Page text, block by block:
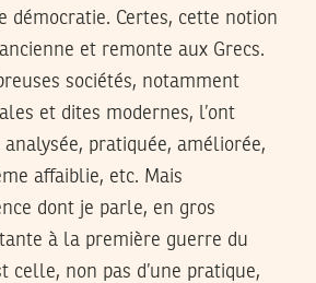
démocratie. Certes, cette notion
et remonte aux Grecs.
sociétés, notamment
et dites modernes, l’ont
analysée, pratiquée, améliorée,
affaiblie, etc. Mais
dont je parle, en gros
à la première guerre du
celle, non pas d’une pratique,